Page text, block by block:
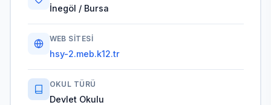
İnegöl / Bursa
WEB SITESI
hsy-2.meb.k12.tr
OKUL TÜRÜ
Devlet Okulu